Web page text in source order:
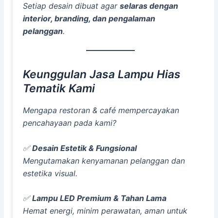
Setiap desain dibuat agarselaras dengan
interior, branding, dan pengalaman
pelanggan.
Keunggulan Jasa Lampu Hias
Tematik Kami
Mengapa restoran & café mempercayakan
pencahayaan pada kami?
✅Desain Estetik & Fungsional
Mengutamakan kenyamanan pelanggan dan
estetika visual.
✅Lampu LED Premium & Tahan Lama
Hemat energi, minim perawatan, aman untuk